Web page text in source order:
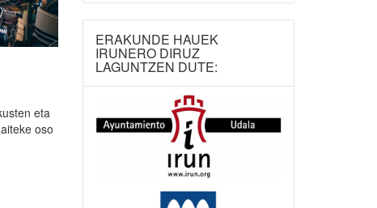
eta
oso
ERAKUNDE HAUEK
IRUNERO DIRUZ
LAGUNTZEN DUTE: